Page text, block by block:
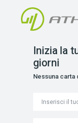
Inizia la
giorni
Nessuna